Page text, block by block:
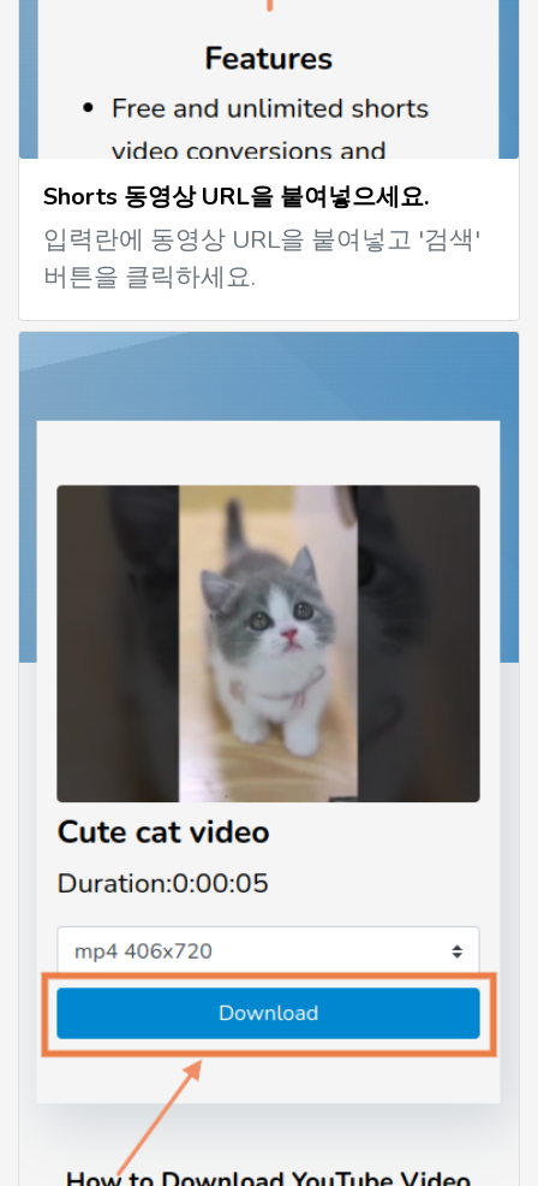
Shorts 동영상 URL을 붙여넣으세요.
입력란에 동영상 URL을 붙여넣고 '검색'
버튼을 클릭하세요.